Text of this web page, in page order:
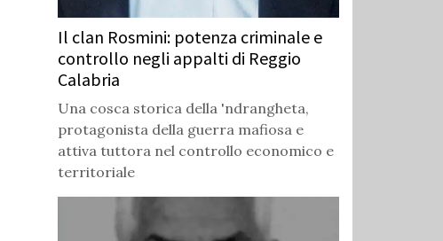
Il clan Rosmini: potenza criminale e
controllo negli appalti di Reggio
Calabria
Una cosca storica della 'ndrangheta,
protagonista della guerra mafiosa e
attiva tuttora nel controllo economico e
territoriale